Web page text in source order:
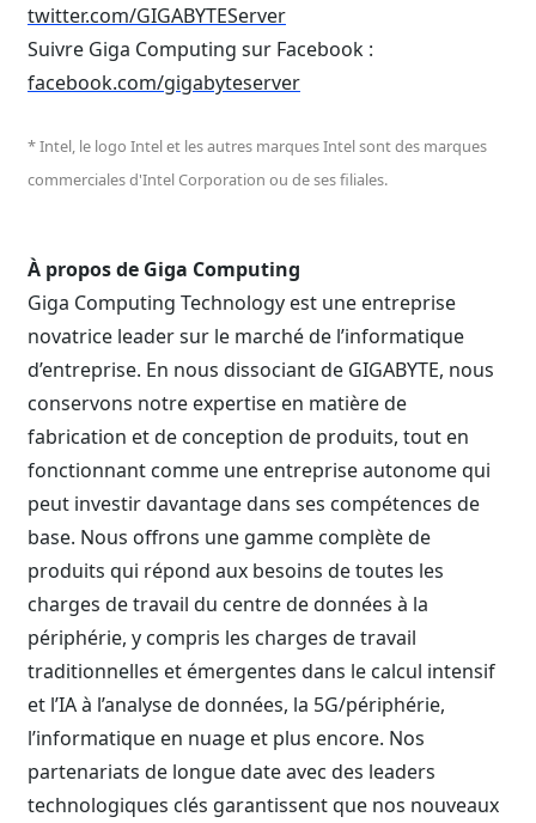
twitter.com/GIGABYTEServer
Suivre Giga Computing sur Facebook :
facebook.com/gigabyteserver
* Intel, le logo Intel et les autres marques Intel sont des marques
commerciales d'Intel Corporation ou de ses filiales.
À propos de Giga Computing
Giga Computing Technology est une entreprise
novatrice leader sur le marché de l’informatique
d’entreprise. En nous dissociant de GIGABYTE, nous
conservons notre expertise en matière de
fabrication et de conception de produits, tout en
fonctionnant comme une entreprise autonome qui
peut investir davantage dans ses compétences de
base. Nous offrons une gamme complète de
produits qui répond aux besoins de toutes les
charges de travail du centre de données à la
périphérie, y compris les charges de travail
traditionnelles et émergentes dans le calcul intensif
et l’IA à l’analyse de données, la 5G/périphérie,
l’informatique en nuage et plus encore. Nos
partenariats de longue date avec des leaders
technologiques clés garantissent que nos nouveaux